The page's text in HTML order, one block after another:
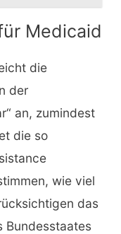
Medicaid
die
der
an, zumindest
die so
wie viel
das
Bundesstaates